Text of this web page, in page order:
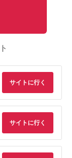
サイトに行く
サイトに行く